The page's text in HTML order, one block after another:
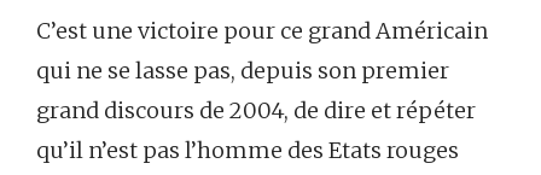
C’est une victoire pour ce grand Américain
qui ne se lasse pas, depuis son premier
grand discours de 2004, de dire et répéter
qu’il n’est pas l’homme des Etats rouges